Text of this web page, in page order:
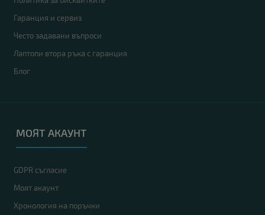
Гаранция и сервиз
Често задавани въпроси
Лаптопи втора ръка с гаранция
Блог
МОЯТ АКАУНТ
GDPR съгласие
Моят акаунт
Хронология на поръчки